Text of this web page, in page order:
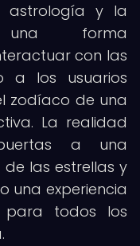
astrología y la
una forma
con las
a los usuarios
zodíaco de una
La realidad
a una
las estrellas y
una experiencia
para todos los